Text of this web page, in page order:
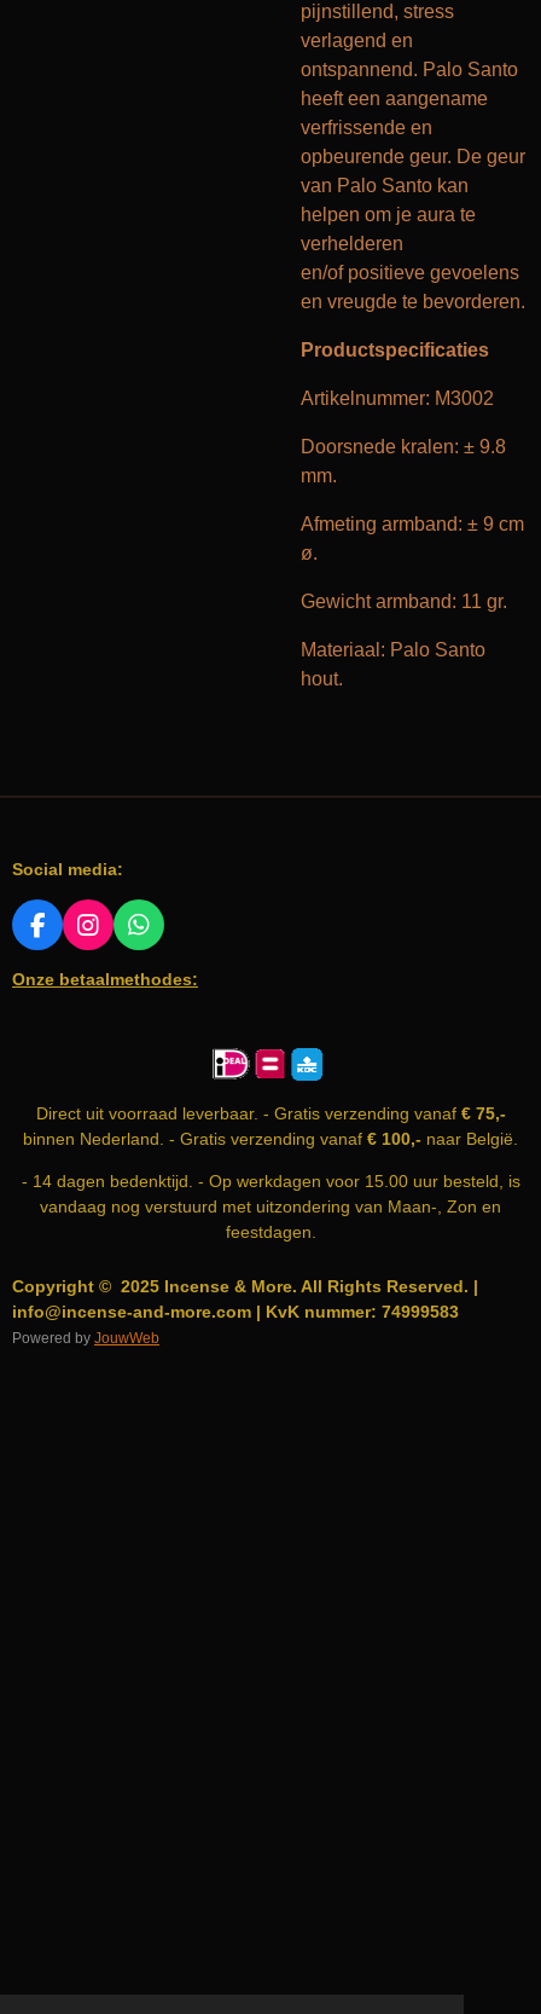
pijnstillend, stress
verlagend en
ontspannend. Palo Santo
heeft een aangename
verfrissende en
opbeurende geur. De geur
van Palo Santo kan
helpen om je aura te
verhelderen
en/of positieve gevoelens
en vreugde te bevorderen.
Productspecificaties
Artikelnummer: M3002
Doorsnede kralen: ± 9.8
mm.
Afmeting armband: ± 9 cm
ø.
Gewicht armband: 11 gr.
Materiaal: Palo Santo
hout.
Social media:
F
C
I
S
M
W
A
Onze betaalmethodes:
Direct uit voorraad leverbaar. - Gratis verzending vanaf€ 75,-
binnen Nederland. - Gratis verzending vanaf € 100,- naar België.
- 14 dagen bedenktijd. - Op werkdagen voor 15.00 uur besteld, is
vandaag nog verstuurd met uitzondering van Maan-, Zon en
feestdagen.
Copyright © 2025 Incense & More. All Rights Reserved. |
info@incense-and-more.com | KvK nummer: 74999583
Powered by JouwWeb